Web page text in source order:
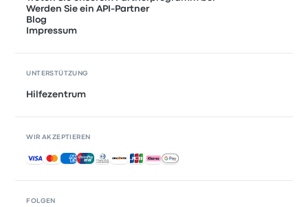
FOLGEN
Werden Sie ein API-Partner
Blog
Impressum
UNTERSTÜTZUNG
Hilfezentrum
WIR AKZEPTIEREN
Akzeptierte Zahlungsmethoden